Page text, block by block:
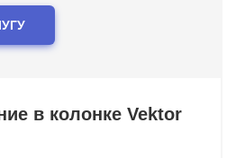
в колонке Vektor